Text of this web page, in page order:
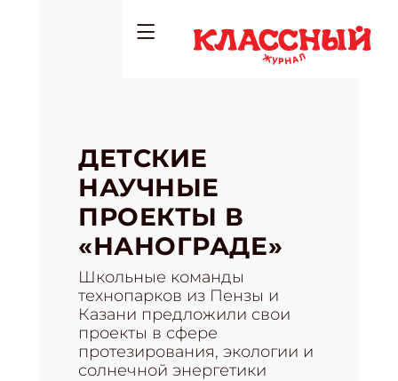
ДЕТСКИЕ
НАУЧНЫЕ
ПРОЕКТЫ В
«НАНОГРАДЕ»
Школьные команды
технопарков из Пензы и
Казани предложили свои
проекты в сфере
протезирования, экологии и
солнечной энергетики